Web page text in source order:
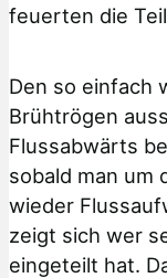
feuerten die
Den so einfach
Brühtrögen
Flussabwärts
sobald man um
wieder
zeigt sich wer
eingeteilt hat.